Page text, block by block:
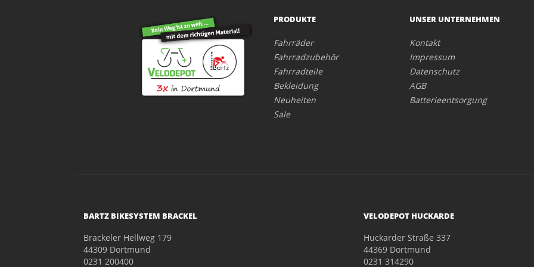
PRODUKTE
Fahrräder
Fahrradzubehör
Fahrradteile
Bekleidung
Neuheiten
Sale
UNSER UNTERNEHMEN
Kontakt
Impressum
Datenschutz
AGB
Batterieentsorgung
BARTZ BIKESYSTEM BRACKEL
Brackeler Hellweg 179
44309 Dortmund
0231 200400
VELODEPOT HUCKARDE
Huckarder Straße 337
44369 Dortmund
0231 314290